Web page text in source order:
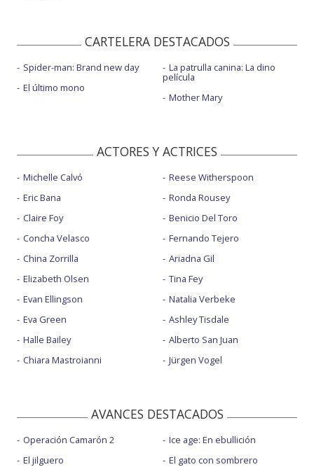
CARTELERA DESTACADOS
Spider-man: Brand new day
El último mono
La patrulla canina: La dino
película
Mother Mary
ACTORES Y ACTRICES
Michelle Calvó
Eric Bana
Claire Foy
Concha Velasco
China Zorrilla
Elizabeth Olsen
Evan Ellingson
Eva Green
Halle Bailey
Chiara Mastroianni
Reese Witherspoon
Ronda Rousey
Benicio Del Toro
Fernando Tejero
Ariadna Gil
Tina Fey
Natalia Verbeke
Ashley Tisdale
Alberto San Juan
Jürgen Vogel
AVANCES DESTACADOS
Operación Camarón 2
El jilguero
Ice age: En ebullición
El gato con sombrero